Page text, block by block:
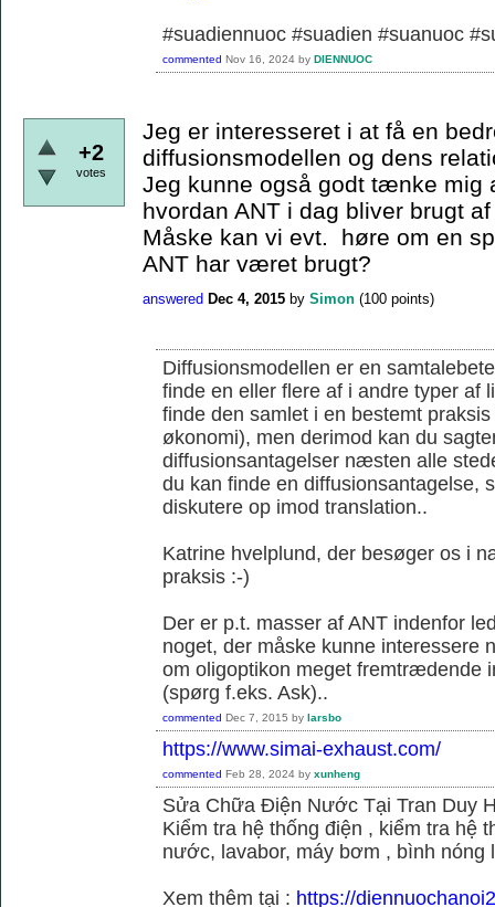
#suadiennuoc #suadien #suanuoc
commented Nov 16, 2024 by DIENNUOC
+2
votes
Jeg er interesseret i at få en
diffusionsmodellen og dens
Jeg kunne også godt tænke mig
hvordan ANT i dag bliver brugt
Måske kan vi evt. høre om en
ANT har været brugt?
answered Dec 4, 2015 by Simon (100 points)
Diffusionsmodellen er en
finde en eller flere af i andre typer af
finde den samlet i en bestemt
økonomi), men derimod kan du
diffusionsantagelser næsten alle
du kan finde en diffusionsantagelse,
diskutere op imod translation..
Katrine hvelplund, der besøger os i
praksis :-)
Der er p.t. masser af ANT indenfor
noget, der måske kunne interessere
om oligoptikon meget fremtrædende
(spørg f.eks. Ask)..
commented Dec 7, 2015 by larsbo
https://www.simai-exhaust.com/
commented Feb 28, 2024 by xunheng
Sửa Chữa Điện Nước Tại Tran Duy
Kiểm tra hệ thống điện , kiểm tra hệ
nước, lavabor, máy bơm , bình nóng
Xem thêm tại : https://